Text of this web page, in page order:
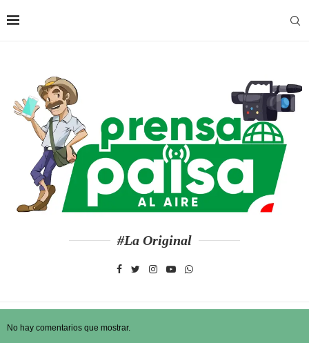
#La Original
No hay comentarios que mostrar.